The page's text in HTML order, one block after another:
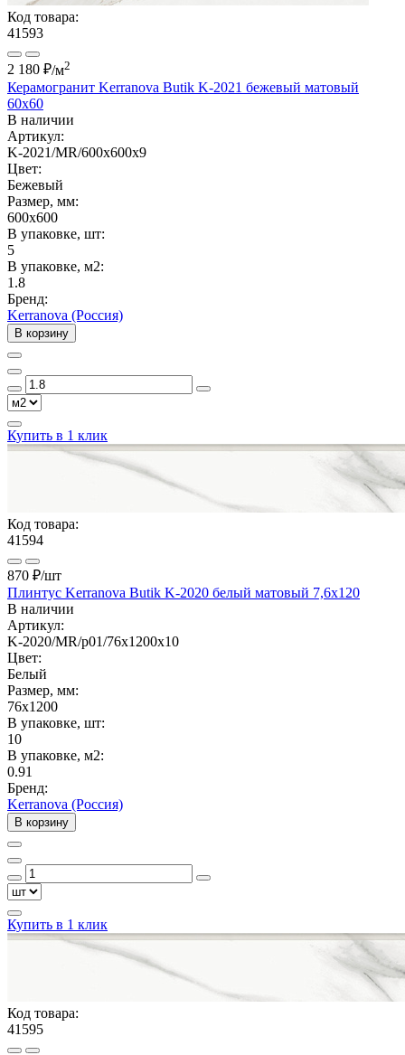
Код товара:
41593
2 180 ₽/м2
Керамогранит Kerranova Butik K-2021 бежевый матовый
60x60
В наличии
Артикул:
K-2021/MR/600x600x9
Цвет:
Бежевый
Размер, мм:
600x600
В упаковке, шт:
5
В упаковке, м2:
1.8
Бренд:
Kerranova (Россия)
В корзину
Купить в 1 клик
Код товара:
41594
870 ₽/шт
Плинтус Kerranova Butik K-2020 белый матовый 7,6x120
В наличии
Артикул:
K-2020/MR/p01/76x1200x10
Цвет:
Белый
Размер, мм:
76x1200
В упаковке, шт:
10
В упаковке, м2:
0.91
Бренд:
Kerranova (Россия)
В корзину
Купить в 1 клик
Код товара:
41595